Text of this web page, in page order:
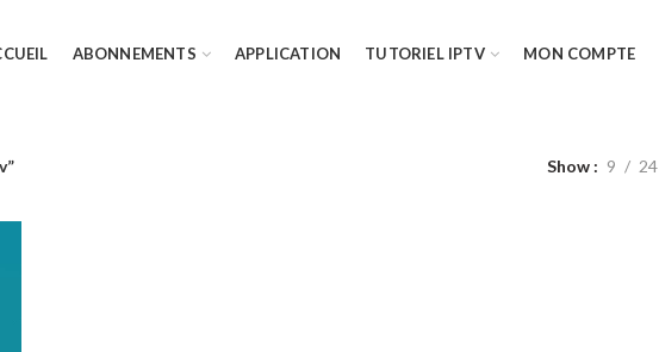
ABONNEMENTS APPLICATION TUTORIEL IPTV MON COMPTE
Show 9 24